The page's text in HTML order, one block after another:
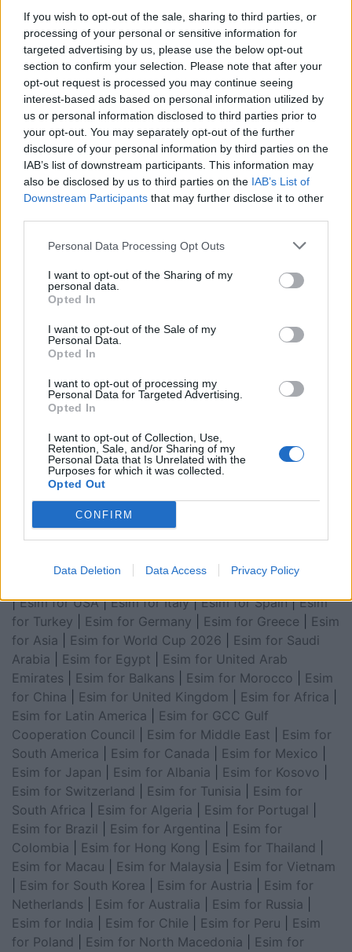
If you wish to opt-out of the sale, sharing to third parties, or
processing of your personal or sensitive information for
targeted advertising by us, please use the below opt-out
section to confirm your selection. Please note that after your
opt-out request is processed you may continue seeing
interest-based ads based on personal information utilized by
us or personal information disclosed to third parties prior to
your opt-out. You may separately opt-out of the further
disclosure of your personal information by third parties on the
IAB’s list of downstream participants. This information may
also be disclosed by us to third parties on the IAB’s List of
Downstream Participants that may further disclose it to other
Personal Data Processing Opt Outs
I want to opt-out of the Sharing of my
personal data.
Opted In
I want to opt-out of the Sale of my
Personal Data.
Opted In
I want to opt-out of processing my
Personal Data for Targeted Advertising.
Opted In
I want to opt-out of Collection, Use,
Retention, Sale, and/or Sharing of my
Personal Data that Is Unrelated with the
Purposes for which it was collected.
Opted Out
CONFIRM
Data Deletion Data Access Privacy Policy
QMK: 20 zjarre në hapësira të
hapura gjatë natës, vetëm një
vijon të jetë aktiv në
Makedonski Brod
Presidenca, Abdixhiku kërkon
ekuilibër demokratik dhe
përfaqësim të LDK-së
Rexhepi: Deputetët duhet të
votojnë drejtuesit e Kuvendit,
në qeverinë e re
|Esim for USA|Esim for Italy|Esim for Spain|Esim
for Turkey
Esim for Germany Esim for Greece
Esim
for Asia
Esim for World Cup 2026
Esim for Saudi
Arabia
Esim for Egypt
Esim for United Arab
Emirates
Esim for Balkans Esim for Morocco
Esim
for China
Esim for United Kingdom Esim for Africa
Esim for Latin America
Esim for GCC Gulf
Cooperation Council
Esim for Middle East
Esim for
South America
Esim for Canada Esim for Mexico
Esim for Japan
Esim for Albania Esim for Kosovo
Esim for Switzerland
Esim for Tunisia
Esim for
South Africa
Esim for Algeria Esim for Portugal
Esim for Brazil
Esim for Argentina
Esim for
Colombia
Esim for Hong Kong Esim for Thailand
Esim for Macau
Esim for Malaysia
Esim for Vietnam
Esim for South Korea Esim for Austria
Esim for
Netherlands
Esim for Australia Esim for Russia
Esim for India
Esim for Chile Esim for Peru
Esim
for Poland
Esim for North Macedonia
Esim for